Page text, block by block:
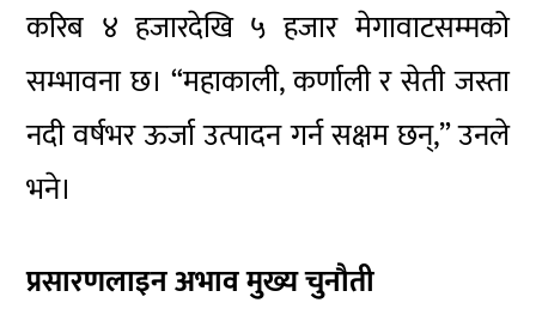
करिब ४ हजारदेखि ५ हजार मेगावाटसम्मको
सम्भावना छ। “महाकाली, कर्णाली र सेती जस्ता
नदी वर्षभर ऊर्जा उत्पादन गर्न सक्षम छन्,” उनले
भने।
प्रसारणलाइन अभाव मुख्य चुनौती